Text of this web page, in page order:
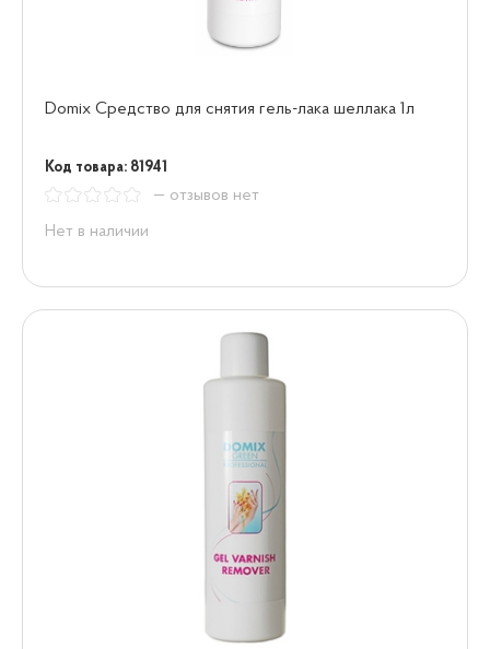
Domix Средство для снятия гель-лака шеллака 1л
Код товара: 81941
— отзывов нет
Нет в наличии